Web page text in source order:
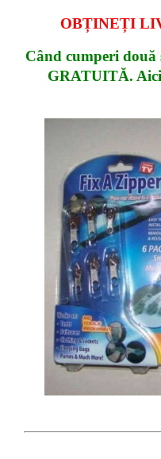
OBȚINEȚI
Când cumperi două
GRATUITĂ.